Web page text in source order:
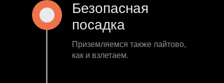
Безопасная
посадка
Приземляемся также лайтово,
как и взлетаем.